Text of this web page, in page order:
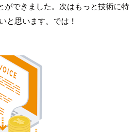
ができました。次はもっと技術に特
と思います。では！